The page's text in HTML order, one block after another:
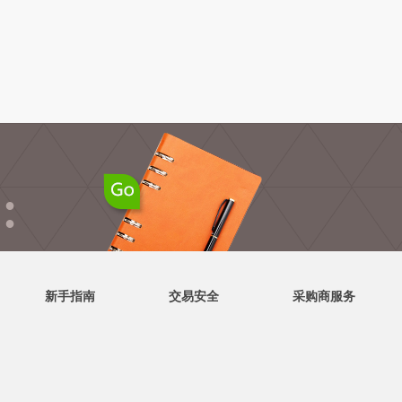
●
●
新手指南 交易安全 采购商服务